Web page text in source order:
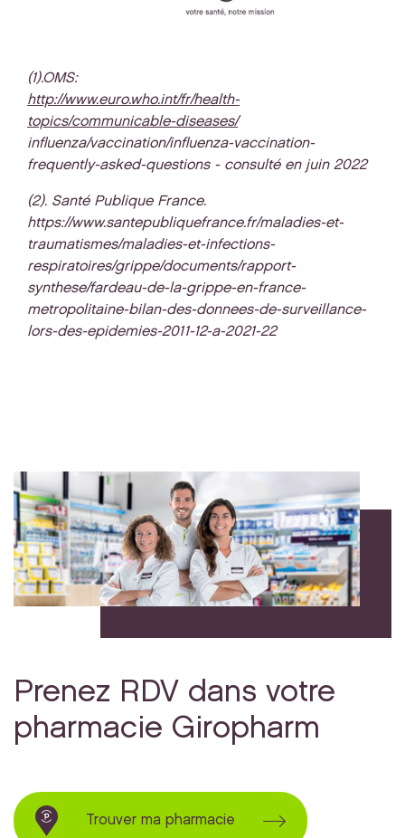
(1).OMS:
http://www.euro.who.int/fr/health-
topics/communicable-diseases/
influenza/vaccination/influenza-vaccination-
frequently-asked-questions - consulté en juin 2022
(2). Santé Publique France.
https://www.santepubliquefrance.fr/maladies-et-
traumatismes/maladies-et-infections-
respiratoires/grippe/documents/rapport-
synthese/fardeau-de-la-grippe-en-france-
metropolitaine-bilan-des-donnees-de-surveillance-
lors-des-epidemies-2011-12-a-2021-22
Prenez RDV dans votre
pharmacie Giropharm
Trouver ma pharmacie